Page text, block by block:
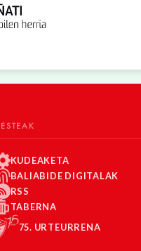
KUDEAKETA
BALIABIDE DIGITALAK
RSS
TABERNA
75. URTEURRENA